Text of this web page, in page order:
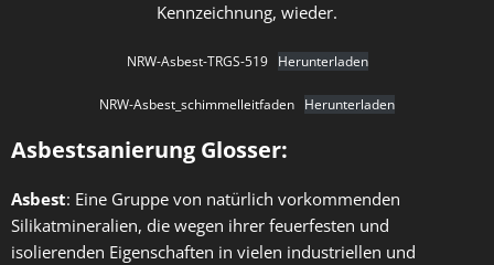
Kennzeichnung, wieder.
NRW-Asbest-TRGS-519 Herunterladen
NRW-Asbest_schimmelleitfaden Herunterladen
Asbestsanierung Glosser:
Asbest: Eine Gruppe von natürlich vorkommenden
Silikatmineralien, die wegen ihrer feuerfesten und
isolierenden Eigenschaften in vielen industriellen und